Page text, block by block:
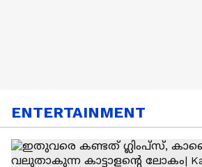
ENTERTAINMENT